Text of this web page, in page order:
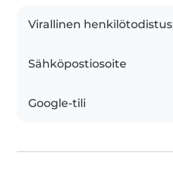
Virallinen henkilötodistus
Sähköpostiosoite
Google-tili